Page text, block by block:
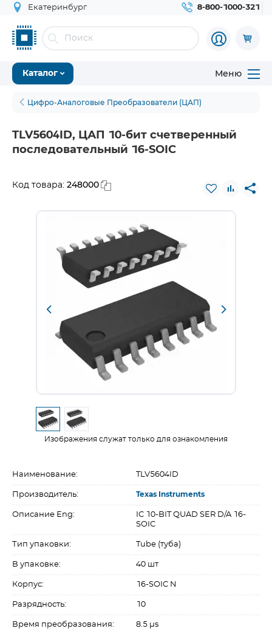
Екатеринбург 8-800-1000-321
Каталог Меню
Цифро-Аналоговые Преобразователи (ЦАП)
TLV5604ID, ЦАП 10-бит счетверенный
последовательный 16-SOIC
Код товара: 248000
Изображения служат только для ознакомления
Наименование: TLV5604ID
Производитель: Texas Instruments
Описание Eng:
IC 10-BIT QUAD SER D/A 16-
SOIC
Тип упаковки: Tube (туба)
В упаковке: 40 шт
Корпус: 16-SOIC N
Разрядность: 10
Время преобразования: 8.5 µs